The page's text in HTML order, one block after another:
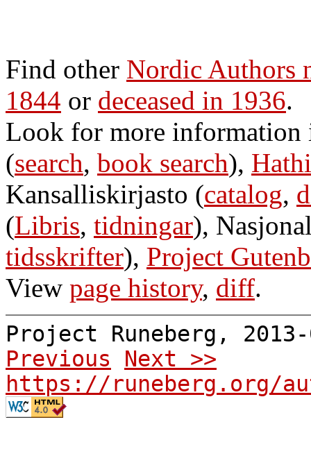
Find other Nordic Authors
1844 or deceased in 1936.
Look for more
(search, book search),
Kansalliskirjasto (catalog,
(Libris, tidningar),
tidsskrifter), Project
View page history, diff.
Project Runeberg,
Previous
Next >>
https://runeberg.org/